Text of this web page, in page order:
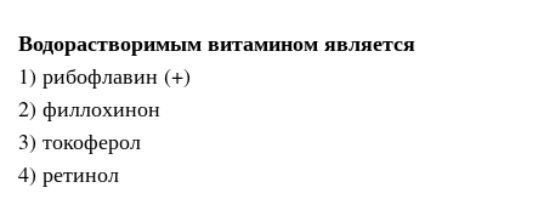
Водорастворимым витамином является
1) рибофлавин (+)
2) филлохинон
3) токоферол
4) ретинол